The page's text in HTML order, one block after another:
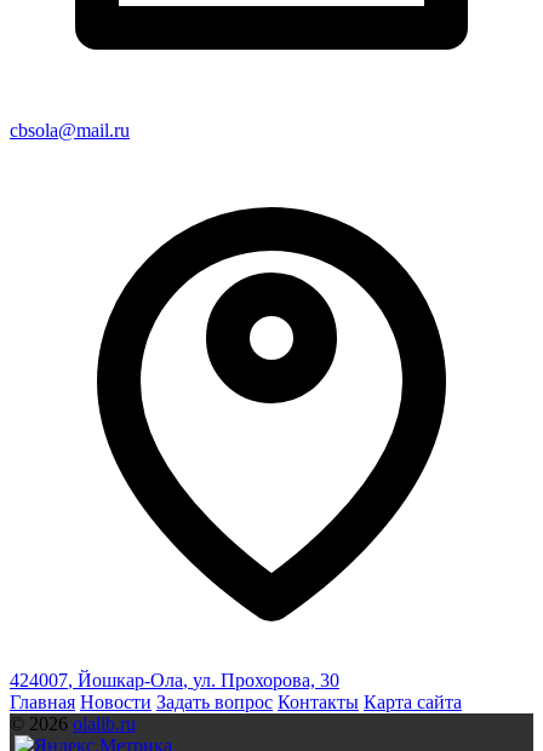
cbsola@mail.ru
424007, Йошкар-Ола, ул. Прохорова, 30
Главная Новости Задать вопрос Контакты Карта сайта
© 2026 olalib.ru